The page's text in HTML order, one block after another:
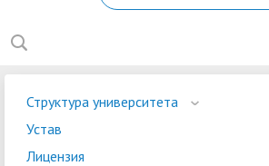
Структура университета
Устав
Лицензия